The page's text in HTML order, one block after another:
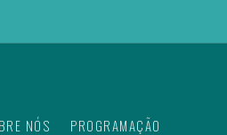
NÓS PROGRAMAÇÃO